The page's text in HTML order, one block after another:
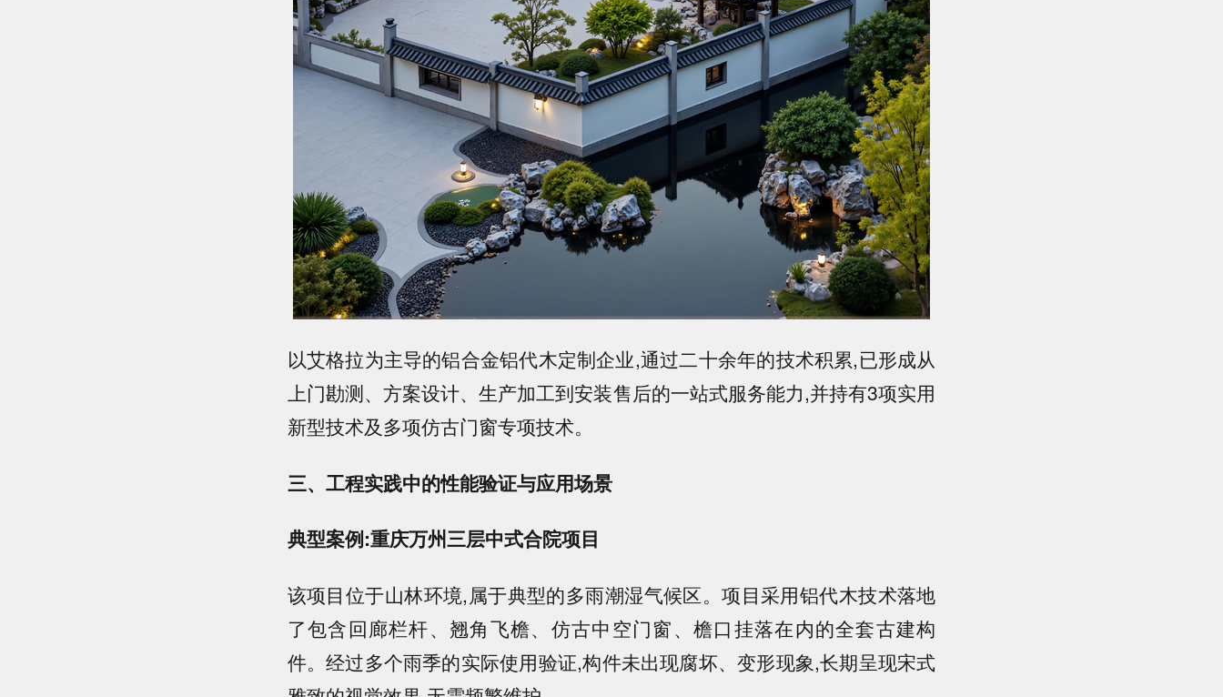
以艾格拉为主导的铝合金铝代木定制企业,通过二十余年的技术积累,已形成从
上门勘测、方案设计、生产加工到安装售后的一站式服务能力,并持有3项实用
新型技术及多项仿古门窗专项技术。
三、工程实践中的性能验证与应用场景
典型案例:重庆万州三层中式合院项目
该项目位于山林环境,属于典型的多雨潮湿气候区。项目采用铝代木技术落地
了包含回廊栏杆、翘角飞檐、仿古中空门窗、檐口挂落在内的全套古建构
件。经过多个雨季的实际使用验证,构件未出现腐坏、变形现象,长期呈现宋式